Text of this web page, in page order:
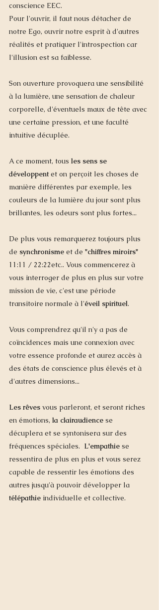
conscience EEC.
Pour l'ouvrir, il faut nous détacher de
notre Ego, ouvrir notre esprit à d'autres
réalités et pratiquer l'introspection car
l'illusion est sa faiblesse.
Son ouverture provoquera une sensibilité
à la lumière, une sensation de chaleur
corporelle, d'éventuels maux de tête avec
une certaine pression, et une faculté
intuitive décuplée.
A ce moment, tous les sens se
développent et on perçoit les choses de
manière différentes par exemple, les
couleurs de la lumière du jour sont plus
brillantes, les odeurs sont plus fortes...
De plus vous remarquerez toujours plus
de synchronisme et de "chiffres miroirs"
11:11 / 22:22etc.. Vous commencerez à
vous interroger de plus en plus sur votre
mission de vie, c'est une période
transitoire normale à l'éveil spirituel.
Vous comprendrez qu'il n'y a pas de
coïncidences mais une connexion avec
votre essence profonde et aurez accès à
des états de conscience plus élevés et à
d'autres dimensions...
Les rêves vous parleront, et seront riches
en émotions, la clairaudience se
décuplera et se syntonisera sur des
fréquences spéciales. L'empathie se
ressentira de plus en plus et vous serez
capable de ressentir les émotions des
autres jusqu'à pouvoir développer la
télépathie individuelle et collective.